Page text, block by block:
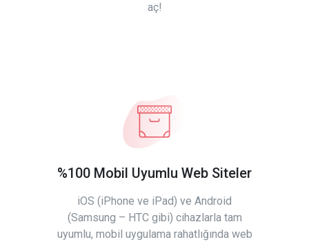
aç!
%100 Mobil Uyumlu Web Siteler
iOS (iPhone ve iPad) ve Android
(Samsung – HTC gibi) cihazlarla tam
uyumlu, mobil uygulama rahatlığında web